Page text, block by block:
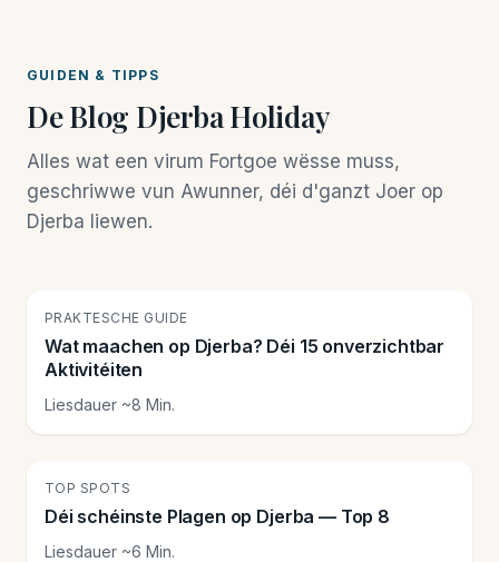
GUIDEN & TIPPS
De Blog Djerba Holiday
Alles wat een virum Fortgoe wësse muss,
geschriwwe vun Awunner, déi d'ganzt Joer op
Djerba liewen.
🏝️
PRAKTESCHE GUIDE
Wat maachen op Djerba? Déi 15 onverzichtbar
Aktivitéiten
Liesdauer ~8 Min.
🏖️
TOP SPOTS
Déi schéinste Plagen op Djerba — Top 8
Liesdauer ~6 Min.